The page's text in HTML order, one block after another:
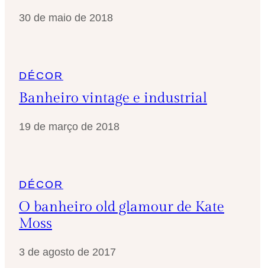
30 de maio de 2018
DÉCOR
Banheiro vintage e industrial
19 de março de 2018
DÉCOR
O banheiro old glamour de Kate
Moss
3 de agosto de 2017